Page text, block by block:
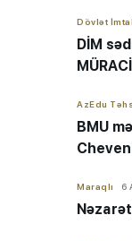
Dövlət
DİM
AzEdu
BMU
Maraqlı 6